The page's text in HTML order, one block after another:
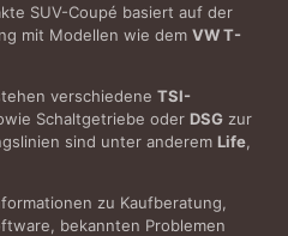
SUV-Coupé basiert auf der
mit Modellen wie dem VW T-
verschiedene TSI-
Schaltgetriebe oder DSG zur
sind unter anderem Life,
zu Kaufberatung,
bekannten Problemen